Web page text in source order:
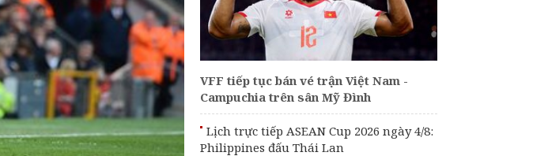
VFF tiếp tục bán vé trận Việt Nam -
Campuchia trên sân Mỹ Đình
Lịch trực tiếp ASEAN Cup 2026 ngày 4/8:
Philippines đấu Thái Lan